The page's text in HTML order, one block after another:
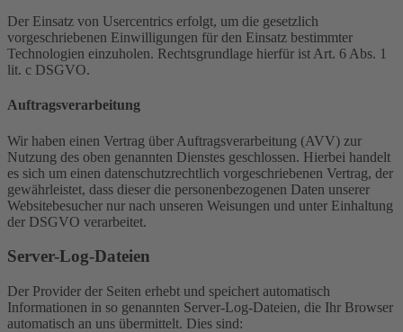
Der Einsatz von Usercentrics erfolgt, um die gesetzlich
vorgeschriebenen Einwilligungen für den Einsatz bestimmter
Technologien einzuholen. Rechtsgrundlage hierfür ist Art. 6 Abs. 1
lit. c DSGVO.
Auftragsverarbeitung
Wir haben einen Vertrag über Auftragsverarbeitung (AVV) zur
Nutzung des oben genannten Dienstes geschlossen. Hierbei handelt
es sich um einen datenschutzrechtlich vorgeschriebenen Vertrag, der
gewährleistet, dass dieser die personenbezogenen Daten unserer
Websitebesucher nur nach unseren Weisungen und unter Einhaltung
der DSGVO verarbeitet.
Server-Log-Dateien
Der Provider der Seiten erhebt und speichert automatisch
Informationen in so genannten Server-Log-Dateien, die Ihr Browser
automatisch an uns übermittelt. Dies sind: